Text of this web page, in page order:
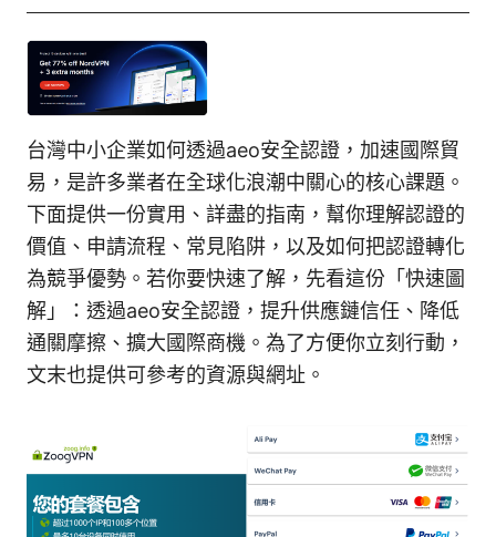
台灣中小企業如何透過aeo安全認證，加速國際貿
易，是許多業者在全球化浪潮中關心的核心課題。
下面提供一份實用、詳盡的指南，幫你理解認證的
價值、申請流程、常見陷阱，以及如何把認證轉化
為競爭優勢。若你要快速了解，先看這份「快速圖
解」：透過aeo安全認證，提升供應鏈信任、降低
通關摩擦、擴大國際商機。為了方便你立刻行動，
文末也提供可參考的資源與網址。